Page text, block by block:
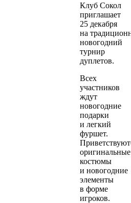
Клуб Сокол
приглашает
25 декабря
на
новогодний
турнир
дуплетов.
Всех
участников
ждут
новогодние
подарки
и легкий
фуршет.
оригинальные
костюмы
и новогодние
элементы
в форме
игроков.